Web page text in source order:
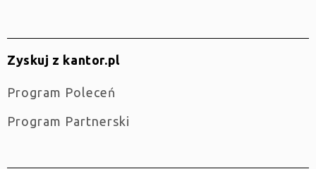
Zyskuj z kantor.pl
Program Poleceń
Program Partnerski